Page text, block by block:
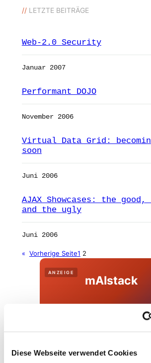
Diese Webseite verwendet Cookies
//LETZTE BEITRÄGE
Web-2.0 Security
Januar 2007
Performant DOJO
November 2006
Virtual Data Grid:
soon
Juni 2006
AJAX Showcases: the
and the ugly
Juni 2006
« Vorherige Seite1 2
ANZEIGE
mAIstack